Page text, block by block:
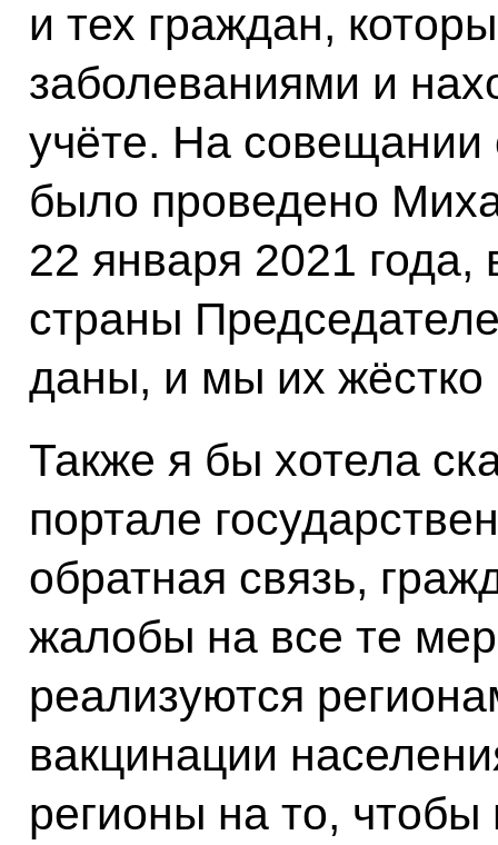
и тех граждан,
заболеваниями и
учёте. На совещании
было проведено
22 января 2021 года,
страны
даны, и мы их жёстко
Также я бы хотела
портале
обратная связь,
жалобы на все те
реализуются
вакцинации
регионы на то,